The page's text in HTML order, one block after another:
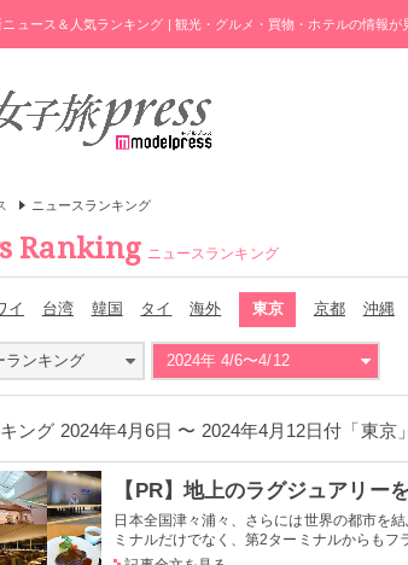
ュース＆人気ランキング | 観光・グルメ・買物・ホテルの情報が
ニュースランキング
Ranking ニュースランキング
イ 台湾 韓国 タイ 海外 東京 京都 沖縄
ランキング 2024年 4/6〜4/12
ング 2024年4月6日 〜 2024年4月12日付「東京
日本全国津々浦々、さらには世界の都市を
ミナルだけでなく、第2ターミナルからもフ